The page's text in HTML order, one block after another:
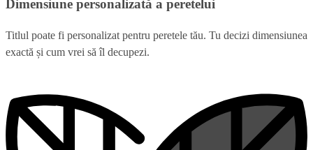
Dimensiune personalizată a peretelui
Titlul poate fi personalizat pentru peretele tău. Tu decizi dimensiunea
exactă și cum vrei să îl decupezi.